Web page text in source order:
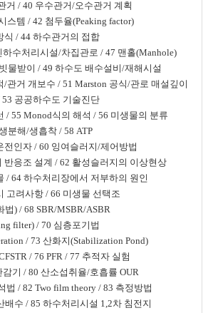
거 / 40 우수관거/오수관거 계획
스템 / 42 첨두율(Peaking factor)
식 / 44 하수관거의 접합
수처리시설/차집관로 / 47 맨홀(Manhole)
물받이 / 49 하수도 배수설비/재해시설
관거 개보수 / 51 Marston 공식/관로 매설깊이
공공하수도 기술진단
/ 55 Monod식의 해석 / 56 미생물의 분류
분해/생흡착 / 58 ATP
전인자 / 60 잉여슬러지/제어방법
반응조 설계 / 62 활성슬러지의 이상현상
/ 64 하수처리장에서 저부하의 원인
고려사항 / 66 미생물 선택조
법) / 68 SBR/MSBR/ASBR
filter) / 70 심층포기법
/ 73 산화지(Stabilization Pond)
/ 76 PFR / 77 추적자 실험
기 / 80 산소섭취율/호흡률 OUR
법 / 82 Two film theory / 83 측정방법
배수 / 85 하수처리시설 1,2차 침전지